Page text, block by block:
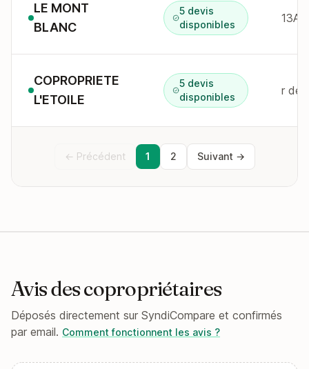
LE MONT
BLANC
5 devis
disponibles
13A
COPROPRIETE
L'ETOILE
5 devis
disponibles
r
← Précédent 1 2 Suivant →
Avis des copropriétaires
Déposés directement sur SyndiCompare et confirmés
par email. Comment fonctionnent les avis ?